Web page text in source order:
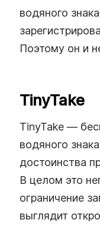
водяного
Поэтому он и
TinyTake
TinyTake —
водяного
достоинства
В целом это
ограничение
выглядит